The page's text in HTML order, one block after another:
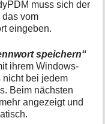
muss sich der
das vom
eingeben.
speichern“
ihrem Windows-
nicht bei jedem
Beim nächsten
angezeigt und